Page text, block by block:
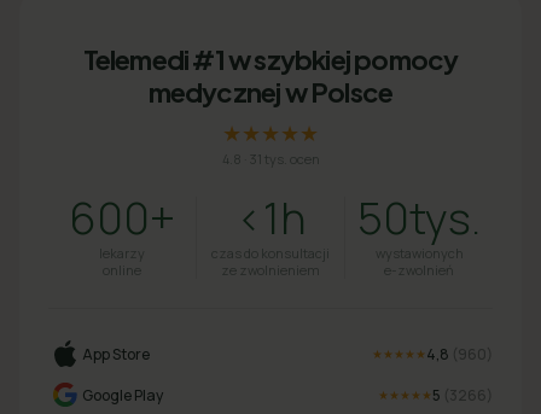
Telemedi #1 w szybkiej pomocy
medycznej w Polsce
★★★★★
4.8 31 tys. ocen
600+
lekarzy
online
<1h
czas do konsultacji
ze zwolnieniem
50tys.
wystawionych
e-zwolnień
App Store ★★★★★ 4,8 (960
Google Play
★★★★★ 5 (3266